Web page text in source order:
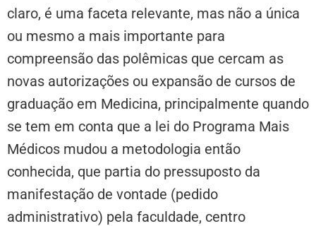
claro, é uma faceta relevante, mas não a única
ou mesmo a mais importante para
compreensão das polêmicas que cercam as
novas autorizações ou expansão de cursos de
graduação em Medicina, principalmente quando
se tem em conta que a lei do Programa Mais
Médicos mudou a metodologia então
conhecida, que partia do pressuposto da
manifestação de vontade (pedido
administrativo) pela faculdade, centro